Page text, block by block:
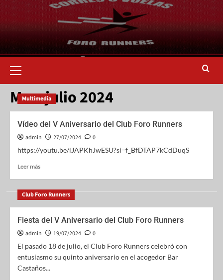
Mes:julio 2024
Multimedia
Vídeo del V Aniversario del Club Foro Runners
admin 27/07/2024
0
https://youtu.be/lJAPKhJwESU?si=f_BfDTAP7kCdDuqS
Leer más
Club Foro Runners
Fiesta del V Aniversario del Club Foro Runners
admin 19/07/2024
0
El pasado 18 de julio, el Club Foro Runners celebró con
entusiasmo su quinto aniversario en el acogedor Bar
Castaños...